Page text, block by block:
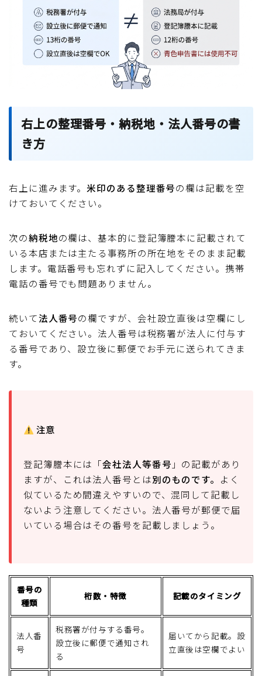
右上の整理番号・納税地・法人番号の書
き方
右上に進みます。米印のある整理番号の欄は記載を空
けておいてください。
次の納税地の欄は、基本的に登記簿謄本に記載されて
いる本店または主たる事務所の所在地をそのまま記載
します。電話番号も忘れずに記入してください。携帯
電話の番号でも問題ありません。
続いて法人番号の欄ですが、会社設立直後は空欄にし
ておいてください。法人番号は税務署が法人に付与す
る番号であり、設立後に郵便でお手元に送られてきま
す。
注意
登記簿謄本には「会社法人等番号 」の記載があり
ますが、これは法人番号とは別のものです。 よく
似ているため間違えやすいので、混同して記載し
ないよう注意してください。法人番号が郵便で届
いている場合はその番号を記載しましょう。
番号の
種類
桁数・特徴 記載のタイミング
法人番
号
税務署が付与する番号。
設立後に郵便で通知され
る
届いてから記載。設
立直後は空欄でよい